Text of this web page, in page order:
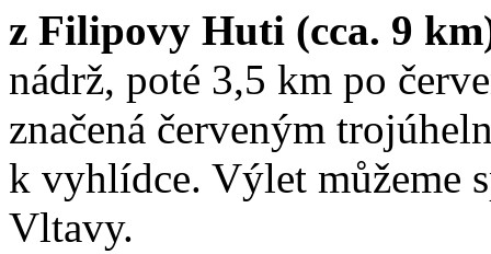
z Filipovy Huti (cca. 9
nádrž, poté 3,5 km po
značená červeným
k vyhlídce. Výlet můžeme
Vltavy.